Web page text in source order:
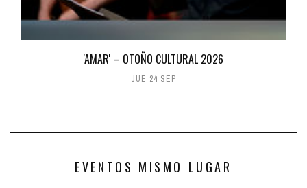
'AMAR' – OTOÑO CULTURAL 2026
JUE 24 SEP
EVENTOS MISMO LUGAR